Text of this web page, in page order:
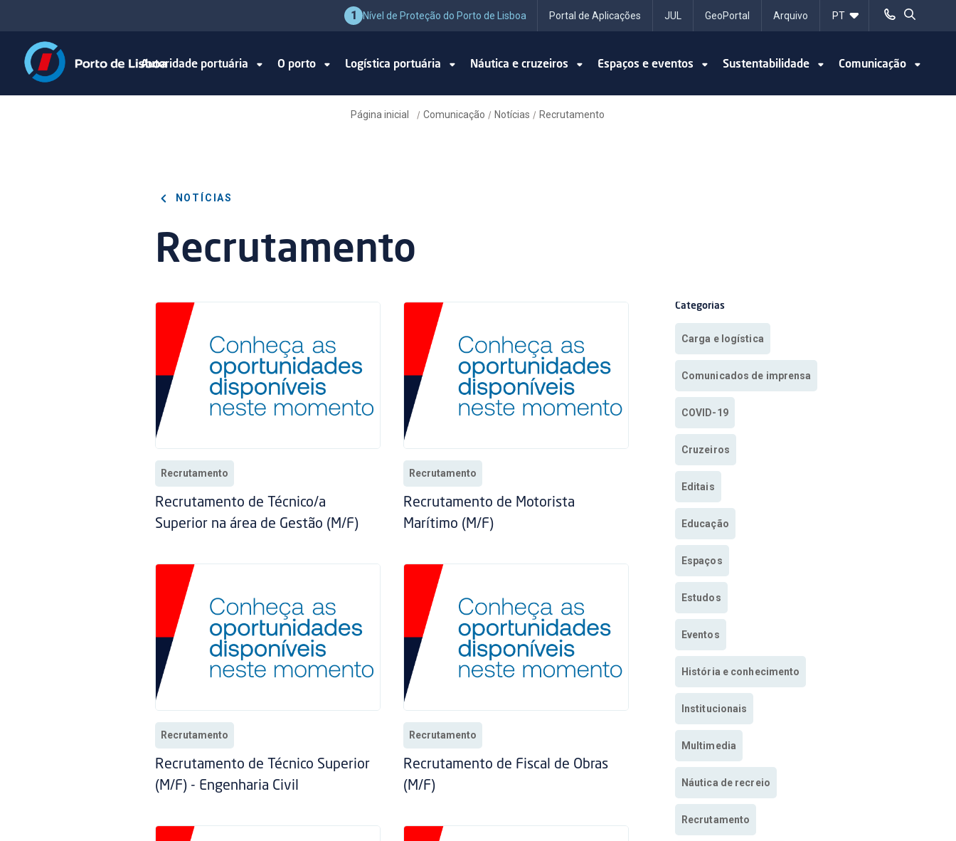
1 Nível de Proteção do Porto de Lisboa Portal de Aplicações JUL GeoPortal Arquivo
Autoridade portuária O porto Logística portuária Náutica e cruzeiros Espaços e eventos Sustentabilidade Comunicação
Página inicial /Comunicação / Notícias / Recrutamento
NOTÍCIAS
Recrutamento
Recrutamento
Recrutamento de Técnico/a
Superior na área de Gestão (M/F)
Recrutamento
Recrutamento de Motorista
Marítimo (M/F)
Recrutamento
Recrutamento de Técnico Superior
(M/F) - Engenharia Civil
Recrutamento
Recrutamento de Fiscal de Obras
(M/F)
Categorias
Carga e logística
Comunicados de imprensa
COVID-19
Cruzeiros
Editais
Educação
Espaços
Estudos
Eventos
História e conhecimento
Institucionais
Multimedia
Náutica de recreio
Recrutamento